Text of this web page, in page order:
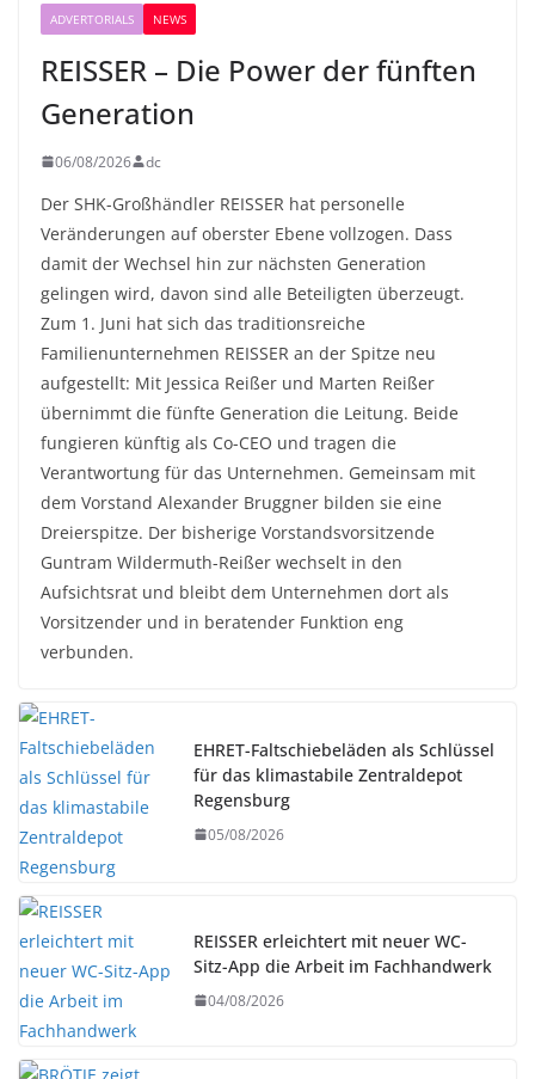
ADVERTORIALS NEWS
REISSER – Die Power der fünften
Generation
06/08/2026 dc
Der SHK-Großhändler REISSER hat personelle
Veränderungen auf oberster Ebene vollzogen. Dass
damit der Wechsel hin zur nächsten Generation
gelingen wird, davon sind alle Beteiligten überzeugt.
Zum 1. Juni hat sich das traditionsreiche
Familienunternehmen REISSER an der Spitze neu
aufgestellt: Mit Jessica Reißer und Marten Reißer
übernimmt die fünfte Generation die Leitung. Beide
fungieren künftig als Co-CEO und tragen die
Verantwortung für das Unternehmen. Gemeinsam mit
dem Vorstand Alexander Bruggner bilden sie eine
Dreierspitze. Der bisherige Vorstandsvorsitzende
Guntram Wildermuth-Reißer wechselt in den
Aufsichtsrat und bleibt dem Unternehmen dort als
Vorsitzender und in beratender Funktion eng
verbunden.
EHRET-Faltschiebeläden als Schlüssel
für das klimastabile Zentraldepot
Regensburg
05/08/2026
REISSER erleichtert mit neuer WC-
Sitz-App die Arbeit im Fachhandwerk
04/08/2026